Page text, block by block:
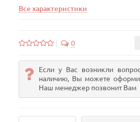
Все характеристики
0
Если у Вас возникли
наличию, Вы можете
Наш менеджер позвонит Вам